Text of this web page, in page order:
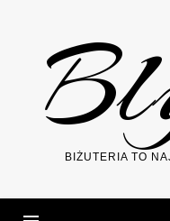
BIŻUTERIA TO